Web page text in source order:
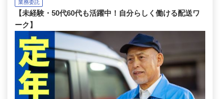
業務委託
【未経験・50代60代も活躍中！自分らしく働ける配送ワ
ーク】